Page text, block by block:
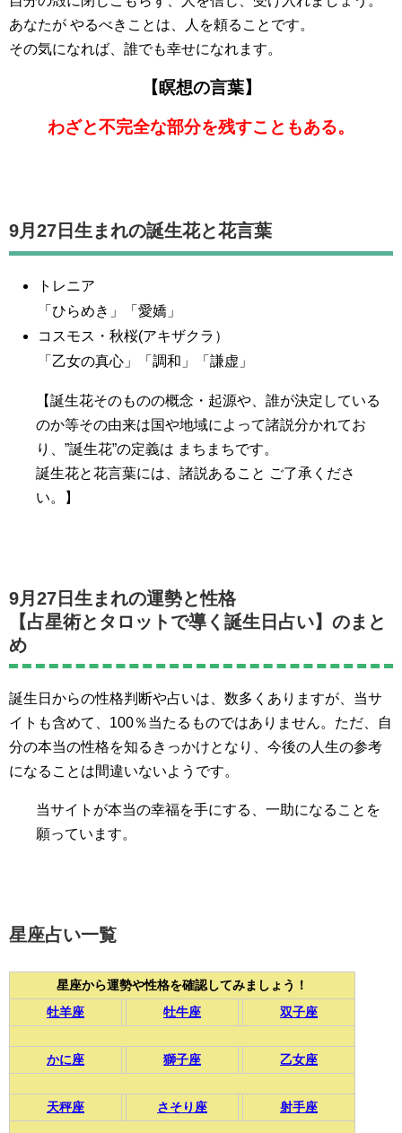
あなたが やるべきことは、人を頼ることです。
その気になれば、誰でも幸せになれます。
【瞑想の言葉】
わざと不完全な部分を残すこともある。
9月27日生まれの誕生花と花言葉
トレニア
「ひらめき」「愛嬌」
コスモス・秋桜(アキザクラ）
「乙女の真心」「調和」「謙虚」
【誕生花そのものの概念・起源や、誰が決定している
のか等その由来は国や地域によって諸説分かれてお
り、”誕生花”の定義は まちまちです。
誕生花と花言葉には、諸説あること ご了承くださ
い。】
9月27日生まれの運勢と性格
【占星術とタロットで導く誕生日占い】のまと
め
誕生日からの性格判断や占いは、数多くありますが、当サ
イトも含めて、100％当たるものではありません。ただ、自
分の本当の性格を知るきっかけとなり、今後の人生の参考
になることは間違いないようです。
当サイトが本当の幸福を手にする、一助になることを
願っています。
星座占い一覧
星座から運勢や性格を確認してみましょう！
牡羊座
牡牛座 双子座
かに座 獅子座 乙女座
天秤座 さそり座 射手座